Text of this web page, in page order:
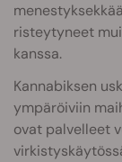
risteytyneet
kanssa.
Kannabiksen
ympäröiviin
ovat palvelleet